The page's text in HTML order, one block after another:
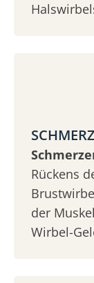
Rückens
der
Wirbel-